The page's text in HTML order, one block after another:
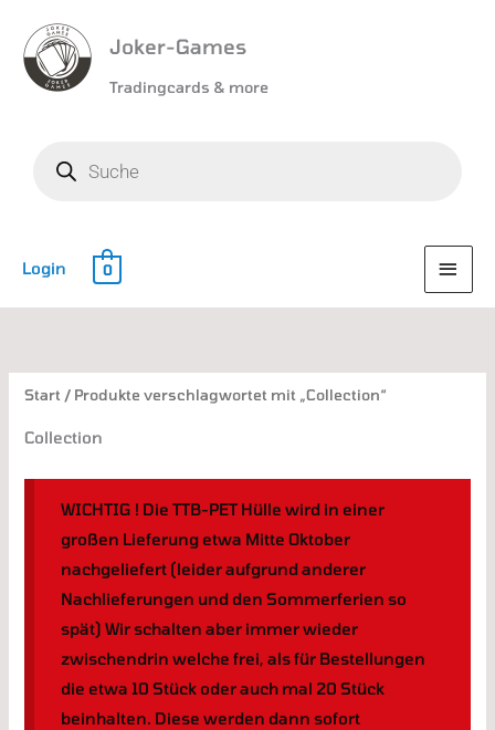
Joker-Games
Tradingcards & more
Login 0
Start / Produkte verschlagwortet mit „Collection“
Collection
WICHTIG ! Die TTB-PET Hülle wird in einer
großen Lieferung etwa Mitte Oktober
nachgeliefert (leider aufgrund anderer
Nachlieferungen und den Sommerferien so
spät) Wir schalten aber immer wieder
zwischendrin welche frei, als für Bestellungen
die etwa 10 Stück oder auch mal 20 Stück
beinhalten. Diese werden dann sofort